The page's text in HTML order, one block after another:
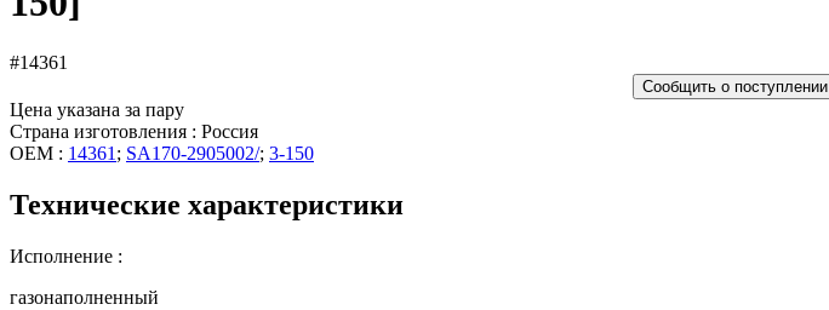
#14361
Сообщить о поступлении
Цена указана за пару
Страна изготовления : Россия
OEM : 14361 ; SA170-2905002/; 3-150
Технические характеристики
Исполнение :
газонаполненный